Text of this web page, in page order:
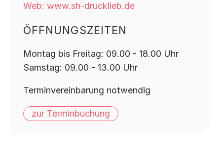
Web: www.sh-drucklieb.de
ÖFFNUNGSZEITEN
Montag bis Freitag: 09.00 - 18.00 Uhr
Samstag: 09.00 - 13.00 Uhr
Terminvereinbarung notwendig
zur Terminbuchung